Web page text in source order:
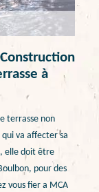
à
terrasse non
va affecter sa
elle doit être
pour des
vous fier a MCA